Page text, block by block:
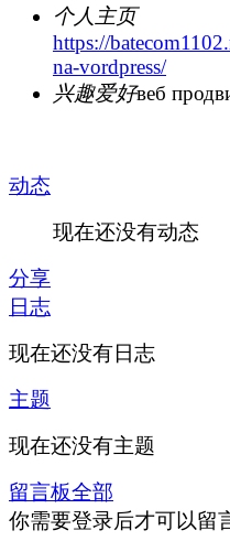
个人主页
https://
na-vordpress/
兴趣爱好веб
动态
现在还没有动态
分享
日志
现在还没有日志
主题
现在还没有主题
留言板全部
你需要登录后才可以留